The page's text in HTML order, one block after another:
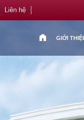
Liên hệ
home GIỚI